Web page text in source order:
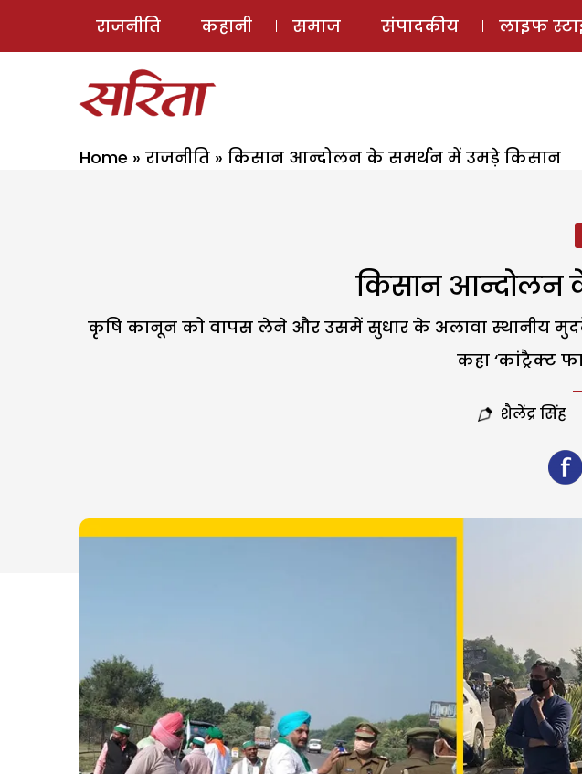
राजनीति कहानी समाज संपादकीय लाइफ
Home » राजनीति » किसान आन्दोलन के समर्थन में उमड़े किसान
किसान आन्दोलन
कृषि कानून को वापस लेने और उसमें सुधार के अलावा स्थानीय मुददें
कहा ‘कांट्रैक्ट
शैलेंद्र सिंह